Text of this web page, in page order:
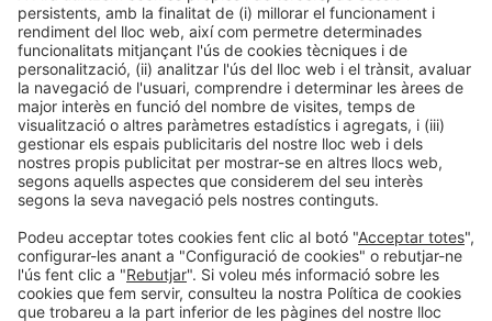
Acreditació de premsaaquí
Maria Dolors Herranz / Albert Sas / Gloria Dilluvio
Tel. 93 233 25 41 – 2378 – 2172
mdherranz@firabarcelona.com
asas@firabarcelona.com
gdilluvio@firabarcelona.com